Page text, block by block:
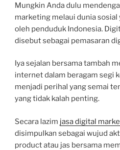
Mungkin Anda dulu
marketing melaui dunia sosial
oleh penduduk Indonesia.
disebut sebagai pemasaran
Iya sejalan bersama tambah
internet dalam beragam segi
menjadi perihal yang semai
yang tidak kalah penting.
Secara lazim jasa digital
disimpulkan sebagai wujud
product atau jas bersama